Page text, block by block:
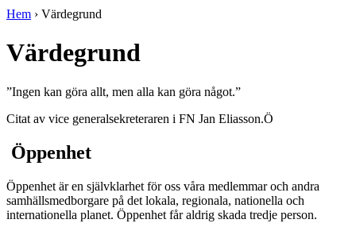
Hem › Värdegrund
Värdegrund
”Ingen kan göra allt, men alla kan göra något.”
Citat av vice generalsekreteraren i FN Jan Eliasson.Ö
Öppenhet
Öppenhet är en självklarhet för oss våra medlemmar och andra
samhällsmedborgare på det lokala, regionala, nationella och
internationella planet. Öppenhet får aldrig skada tredje person.